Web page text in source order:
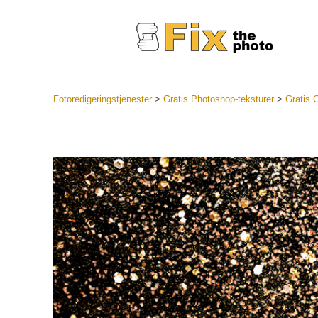
LR
bedste
Mobile
Fotoredigeringstjenester> Gratis Photoshop-teksturer> Gratis